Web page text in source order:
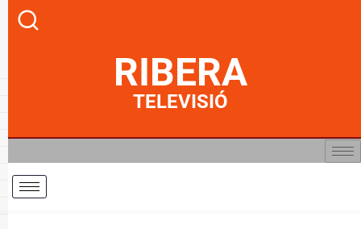
RIBERA
TELEVISIÓ